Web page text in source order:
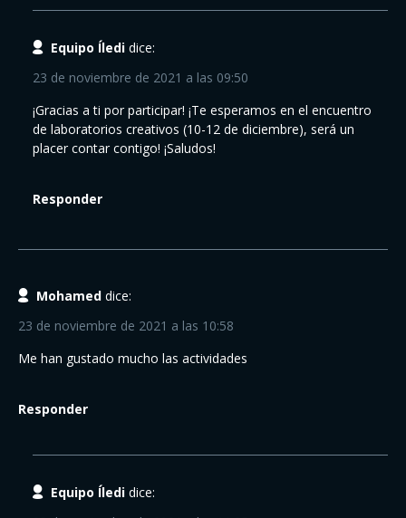
Equipo Íledi dice:
23 de noviembre de 2021 a las 09:50
¡Gracias a ti por participar! ¡Te esperamos en el encuentro
de laboratorios creativos (10-12 de diciembre), será un
placer contar contigo! ¡Saludos!
Responder
Mohamed dice:
23 de noviembre de 2021 a las 10:58
Me han gustado mucho las actividades
Responder
Equipo Íledi dice: